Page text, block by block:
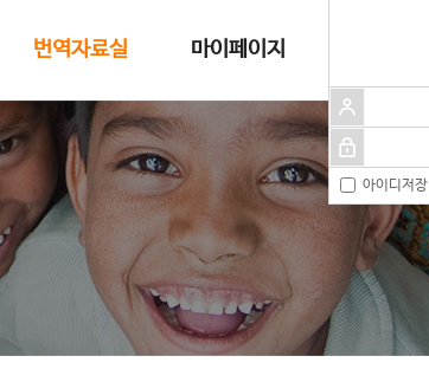
번역자료실 마이페이지
아이디저장